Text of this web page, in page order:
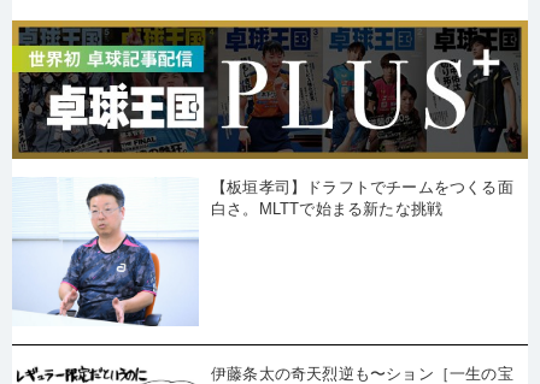
【板垣孝司】ドラフトでチームをつくる面
白さ。MLTTで始まる新たな挑戦
伊藤条太の奇天烈逆も〜ション［一生の宝